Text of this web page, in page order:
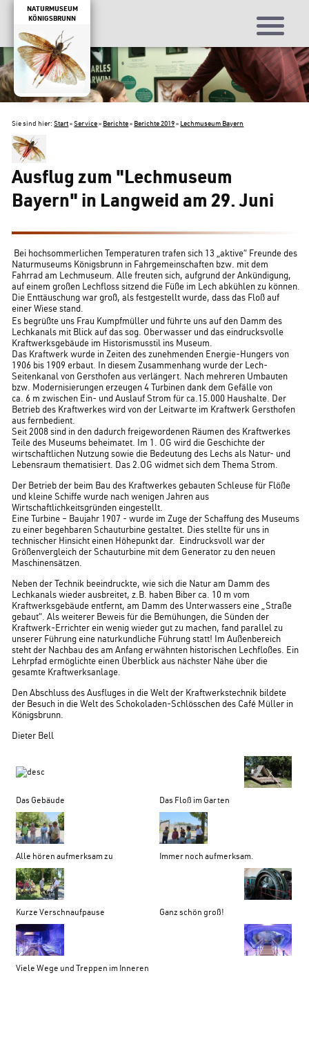
NATURMUSEUM
KÖNIGSBRUNN
Sie sind hier:Start»Service» Berichte» Berichte 2019» Lechmuseum Bayern
Ausflug zum "Lechmuseum
Bayern" in Langweid am 29. Juni
Bei hochsommerlichen Temperaturen trafen sich 13 „aktive“ Freunde des
Naturmuseums Königsbrunn in Fahrgemeinschaften bzw. mit dem
Fahrrad am Lechmuseum. Alle freuten sich, aufgrund der Ankündigung,
auf einem großen Lechfloss sitzend die Füße im Lech abkühlen zu können.
Die Enttäuschung war groß, als festgestellt wurde, dass das Floß auf
einer Wiese stand.
Es begrüßte uns Frau Kumpfmüller und führte uns auf den Damm des
Lechkanals mit Blick auf das sog. Oberwasser und das eindrucksvolle
Kraftwerksgebäude im Historismusstil ins Museum.
Das Kraftwerk wurde in Zeiten des zunehmenden Energie-Hungers von
1906 bis 1909 erbaut. In diesem Zusammenhang wurde der Lech-
Seitenkanal von Gersthofen aus verlängert. Nach mehreren Umbauten
bzw. Modernisierungen erzeugen 4 Turbinen dank dem Gefälle von
ca. 6 m zwischen Ein- und Auslauf Strom für ca.15.000 Haushalte. Der
Betrieb des Kraftwerkes wird von der Leitwarte im Kraftwerk Gersthofen
aus fernbedient.
Seit 2008 sind in den dadurch freigewordenen Räumen des Kraftwerkes
Teile des Museums beheimatet. Im 1. OG wird die Geschichte der
wirtschaftlichen Nutzung sowie die Bedeutung des Lechs als Natur- und
Lebensraum thematisiert. Das 2.OG widmet sich dem Thema Strom.
Der Betrieb der beim Bau des Kraftwerkes gebauten Schleuse für Flöße
und kleine Schiffe wurde nach wenigen Jahren aus
Wirtschaftlichkeitsgründen eingestellt.
Eine Turbine – Baujahr 1907 - wurde im Zuge der Schaffung des Museums
zu einer begehbaren Schauturbine gestaltet. Dies stellte für uns in
technischer Hinsicht einen Höhepunkt dar. Eindrucksvoll war der
Größenvergleich der Schauturbine mit dem Generator zu den neuen
Maschinensätzen.
Neben der Technik beeindruckte, wie sich die Natur am Damm des
Lechkanals wieder ausbreitet, z.B. haben Biber ca. 10 m vom
Kraftwerksgebäude entfernt, am Damm des Unterwassers eine „Straße
gebaut“. Als weiterer Beweis für die Bemühungen, die Sünden der
Kraftwerk-Errichter ein wenig wieder gut zu machen, fand parallel zu
unserer Führung eine naturkundliche Führung statt! Im Außenbereich
steht der Nachbau des am Anfang erwähnten historischen Lechfloßes. Ein
Lehrpfad ermöglichte einen Überblick aus nächster Nähe über die
gesamte Kraftwerksanlage.
Den Abschluss des Ausfluges in die Welt der Kraftwerkstechnik bildete
der Besuch in die Welt des Schokoladen-Schlösschen des Café Müller in
Königsbrunn.
Dieter Bell
Das Gebäude Das Floß im Garten
Alle hören aufmerksam zu Immer noch aufmerksam.
Kurze Verschnaufpause Ganz schön groß!
Viele Wege und Treppen im Inneren